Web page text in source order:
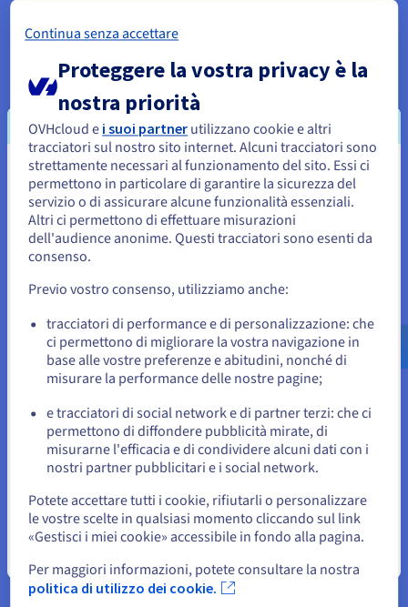
Utilizzo del Deep Learning nel
mondo reale
Il Deep Learning è intorno a noi e sta diventando uno degli
strumenti più importanti della vita moderna.
L'elaborazione del linguaggio naturale (NLP) è un'area di
studio che si concentra sull'interazione tra il linguaggio
umano e i computer. Sin dalla nascita, gli esseri umani
ricevono un addestramento linguistico costante, oltre
all'esposizione a diversi contesti sociali per sviluppare
risposte appropriate e forme personali di espressione.
L’elaborazione del linguaggio naturale attraverso il Deep
Learning mira a raggiungere gli stessi risultati
addestrando le macchine a comprendere le sfumature
linguistiche e elaborare comunicazioni appropriate. Una
quella della traduzione automatica.
I modelli di Deep Learning sono addestrati su grandi
dataset di linguaggio umano per tradurre dei testi da una
di applicazioni, in particolare per le organizzazioni
internazionali, e permette di tradurre documenti di
Sembra che la tua localizzazione sia
Stati Uniti
Per effettuare un ordine da Stati Uniti, è necessario accedere al
sito web del Paese e creare un account.
Vai al sito Stati Uniti
us.ovhcloud.com/learn Inglese USD - $
o
Resta sul sito web attuale
Seleziona un altro sito web
Continua senza accettare
Proteggere la vostra privacy è la
nostra priorità
OVHcloud ei suoi partnerutilizzano cookie e altri
tracciatori sul nostro sito internet. Alcuni tracciatori sono
strettamente necessari al funzionamento del sito. Essi ci
permettono in particolare di garantire la sicurezza del
servizio o di assicurare alcune funzionalità essenziali.
Altri ci permettono di effettuare misurazioni
dell'audience anonime. Questi tracciatori sono esenti da
consenso.
Previo vostro consenso, utilizziamo anche:
tracciatori di performance e di personalizzazione: che
ci permettono di migliorare la vostra navigazione in
base alle vostre preferenze e abitudini, nonché di
misurare la performance delle nostre pagine;
e tracciatori di social network e di partner terzi: che ci
permettono di diffondere pubblicità mirate, di
misurarne l'efficacia e di condividere alcuni dati con i
nostri partner pubblicitari e i social network.
Potete accettare tutti i cookie, rifiutarli o personalizzare
le vostre scelte in qualsiasi momento cliccando sul link
«Gestisci i miei cookie» accessibile in fondo alla pagina.
Per maggiori informazioni, potete consultare la nostra
politica di utilizzo dei cookie.